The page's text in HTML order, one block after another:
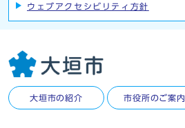
ウェブアクセシビリティ方針
大垣市の紹介 市役所のご案内